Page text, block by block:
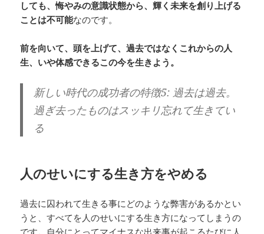
しても、悔やみの意識状態から、輝く未来を創り上げる
ことは不可能なのです。
前を向いて、頭を上げて、過去ではなくこれからの人
生、いや体感できるこの今を生きよう。
新しい時代の成功者の特徴5: 過去は過去。
過ぎ去ったものはスッキリ忘れて生きてい
る
人のせいにする生き方をやめる
過去に囚われて生きる事にどのような弊害があるかとい
うと、すべてを人のせいにする生き方になってしまうの